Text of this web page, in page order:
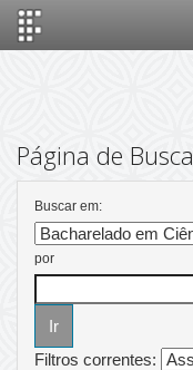
Página de Busca
Buscar em:
por
Filtros correntes: